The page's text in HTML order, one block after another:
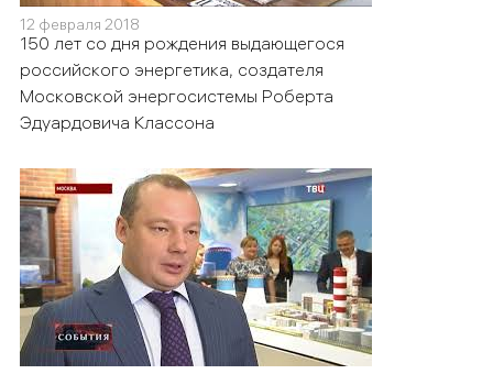
12 февраля 2018
150 лет со дня рождения выдающегося
российского энергетика, создателя
Московской энергосистемы Роберта
Эдуардовича Классона